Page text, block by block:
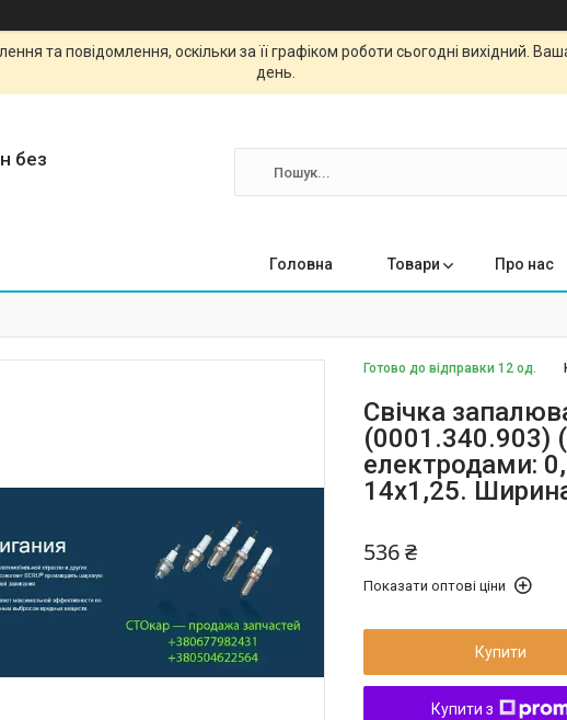
та повідомлення, оскільки за її графіком роботи сьогодні вихідний.
день.
без
Головна Товари Про нас
Готово до відправки 12 од.
Свічка
(0001.340.903)
електродами:
14x1,25.
536 ₴
Показати оптові ціни
Купити
Купити з